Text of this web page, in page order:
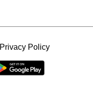
Privacy Policy